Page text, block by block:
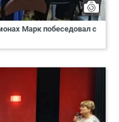
Марк побеседовал с